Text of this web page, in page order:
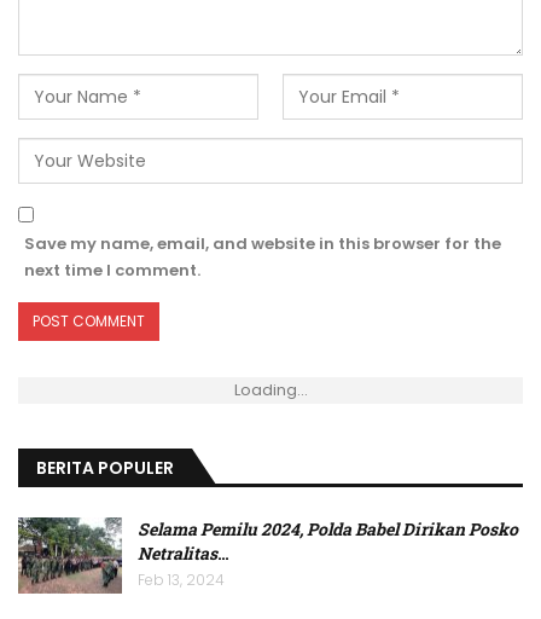
Save my name, email, and website in this browser for the
next time I comment.
Loading...
BERITA POPULER
Selama Pemilu 2024, Polda Babel Dirikan Posko
Netralitas…
Feb 13, 2024